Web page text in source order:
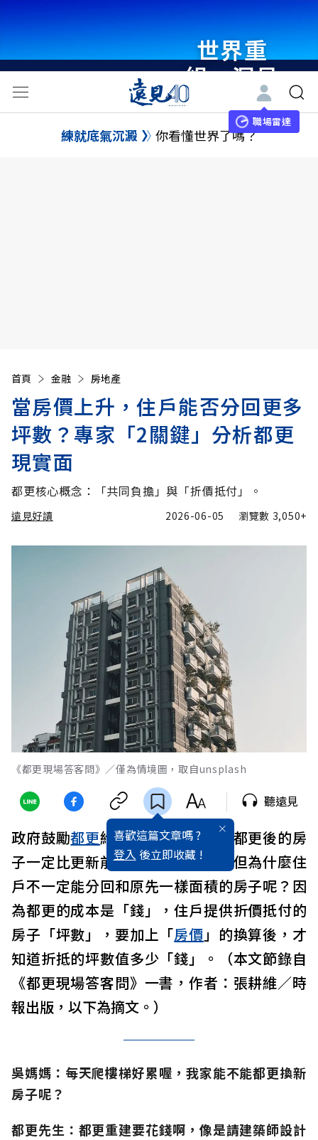
世界重
組・洞見
未來 與
世界領袖
職場雷達
練就底氣沉澱 你看懂世界了嗎？
首頁 金融 房地產
當房價上升，住戶能否分回更多
坪數？專家「2關鍵」分析都更
現實面
都更核心概念：「共同負擔」與「折價抵付」。
遠見好讀 2026-06-05 瀏覽數 3,050+
《都更現場答客問》／僅為情境圖，取自unsplash
喜歡這篇文章嗎 ?
登入 後立即收藏 !
聽遠見
政府鼓勵都更給予容積獎勵，所以都更後的房
子一定比更新前的全部坪數更多，但為什麼住
戶不一定能分回和原先一樣面積的房子呢？因
為都更的成本是「錢」，住戶提供折價抵付的
房子「坪數」，要加上「房價 」的換算後，才
知道折抵的坪數值多少「錢」。（本文節錄自
《都更現場答客問》一書，作者：張耕維／時
報出版，以下為摘文。）
吳媽媽： 每天爬樓梯好累喔，我家能不能都更換新
房子呢？
都更先生： 都更重建要花錢啊，像是請建築師設計